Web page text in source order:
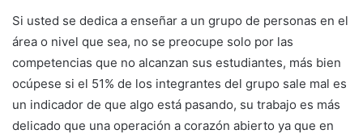
Si usted se dedica a enseñar a un grupo de personas en el
área o nivel que sea, no se preocupe solo por las
competencias que no alcanzan sus estudiantes, más bien
ocúpese si el 51% de los integrantes del grupo sale mal es
un indicador de que algo está pasando, su trabajo es más
delicado que una operación a corazón abierto ya que en